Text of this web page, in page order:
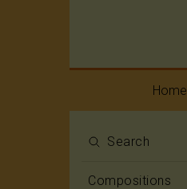
Home
Search
Compositions